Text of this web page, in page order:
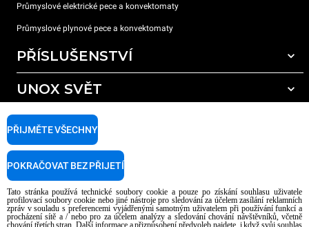
Průmyslové elektrické pece a konvektomaty
Průmyslové plynové pece a konvektomaty
PŘÍSLUŠENSTVÍ
Všechna příslušenství
Čisticí prostředky pro ruční mytí
Úprava vody pryskyřičnými filtry
Úprava vody reverzní osmózou
UNOX SVĚT
Naše pobočky po celém světě
PODPORA
Najděte Servisní Střediska
AI Content Disclaimer
Privacy policy Cookie policy
Tato stránka používá technické soubory cookie a pouze po získání souhlasu uživatele
profilovací soubory cookie nebo jiné nástroje pro sledování za účelem zasílání reklamních
zpráv v souladu s preferencemi vyjádřenými samotným uživatelem při používání funkcí a
procházení sítě a / nebo pro za účelem analýzy a sledování chování návštěvníků, včetně
chování třetích stran. Další informace a přizpůsobení předvoleb najdete, i když svůj souhlas
PŘIJMĚTE VŠECHNY
POKRAČOVAT BEZ PŘIJETÍ